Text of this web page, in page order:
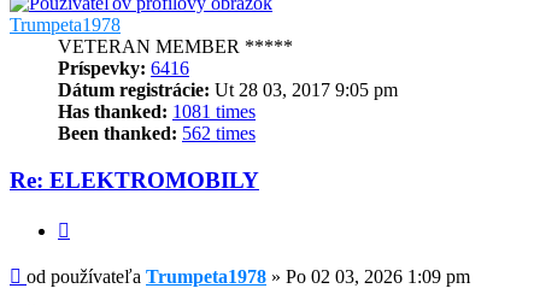
Trumpeta1978
VETERAN MEMBER *****
Príspevky: 6416
Dátum registrácie: Ut 28 03, 2017 9:05 pm
Has thanked: 1081 times
Been thanked: 562 times
Re: ELEKTROMOBILY
Príspevok
od používateľa Trumpeta1978 » Po 02 03, 2026 1:09 pm